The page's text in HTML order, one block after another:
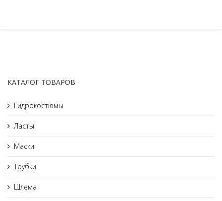
КАТАЛОГ ТОВАРОВ
Гидрокостюмы
Ласты
Маски
Трубки
Шлема